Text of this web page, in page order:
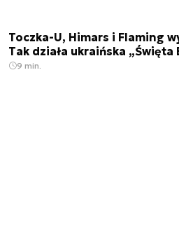
Toczka-U, Himars i Flaming
Tak działa ukraińska „Święta
9 min.